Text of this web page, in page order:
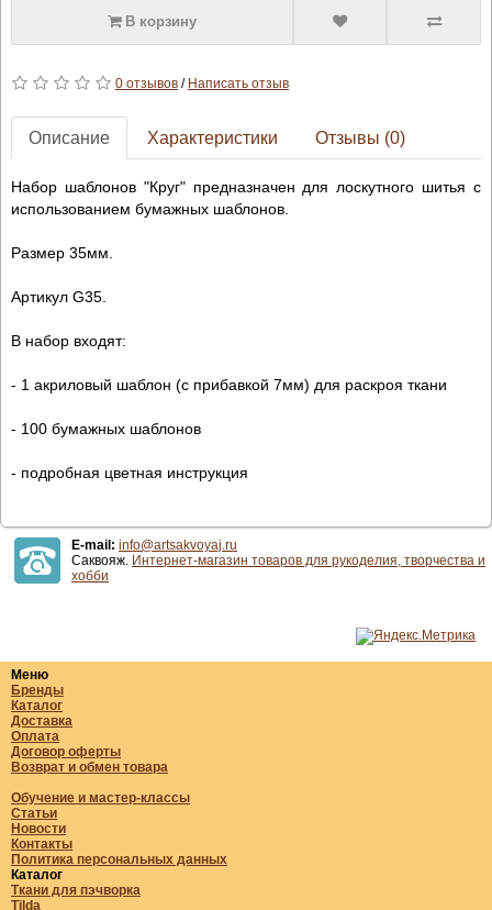
В корзину
0 отзывов/ Написать отзыв
Описание Характеристики Отзывы (0)
Набор шаблонов "Круг" предназначен для лоскутного шитья с
использованием бумажных шаблонов.
Размер 35мм.
Артикул G35.
В набор входят:
- 1 акриловый шаблон (с прибавкой 7мм) для раскроя ткани
- 100 бумажных шаблонов
- подробная цветная инструкция
E-mail: info@artsakvoyaj.ru
Саквояж. Интернет-магазин товаров для рукоделия, творчества и
хобби
Меню
Бренды
Каталог
Доставка
Оплата
Договор оферты
Возврат и обмен товара
Обучение и мастер-классы
Статьи
Новости
Контакты
Политика персональных данных
Каталог
Ткани для пэчворка
Tilda